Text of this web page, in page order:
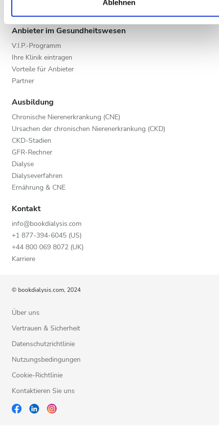
die Sie ihnen bereitgestellt haben oder die sie im Rahmen
Nutzung der Dienste gesammelt haben.
Ablehnen
Anbieter im Gesundheitswesen
V.I.P.-Programm
Ihre Klinik eintragen
Vorteile für Anbieter
Partner
Ausbildung
Chronische Nierenerkrankung (CNE)
Ursachen der chronischen Nierenerkrankung (CKD)
CKD-Stadien
GFR-Rechner
Dialyse
Dialyseverfahren
Ernährung & CNE
Kontakt
info@bookdialysis.com
+1 877-394-6045 (US)
+44 800 069 8072 (UK)
Karriere
© bookdialysis.com, 2024
Über uns
Vertrauen & Sicherheit
Datenschutzrichtlinie
Nutzungsbedingungen
Cookie-Richtlinie
Kontaktieren Sie uns